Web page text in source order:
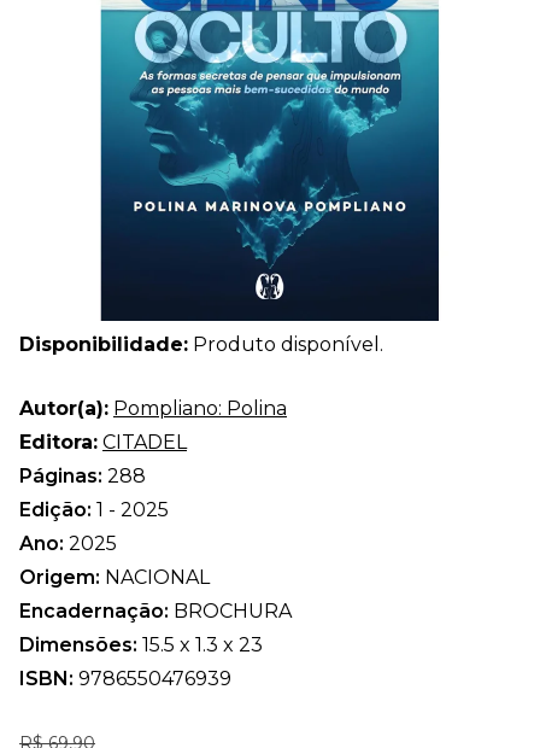
Disponibilidade: Produto disponível.
Autor(a): Pompliano: Polina
Editora: CITADEL
Páginas: 288
Edição: 1 - 2025
Ano: 2025
Origem: NACIONAL
Encadernação: BROCHURA
Dimensões: 15.5 x 1.3 x 23
ISBN: 9786550476939
R$ 69,90